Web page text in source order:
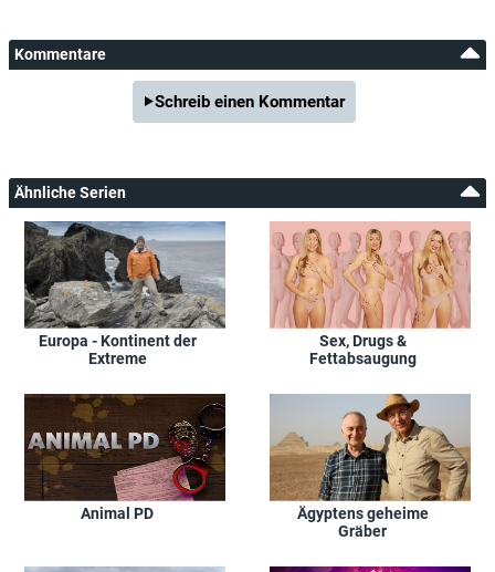
Kommentare
Schreib einen Kommentar
Ähnliche Serien
Europa - Kontinent der
Extreme
Sex, Drugs &
Fettabsaugung
Animal PD
Ägyptens geheime
Gräber